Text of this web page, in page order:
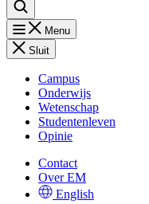
Menu
Sluit
Campus
Onderwijs
Wetenschap
Studentenleven
Opinie
Contact
Over EM
English